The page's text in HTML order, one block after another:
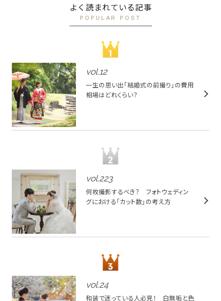
よく読まれている記事
POPULAR POST
vol.12
一生の思い出「結婚式の前撮り」の費用
相場はどれくらい？
vol.223
何枚撮影するべき？ フォトウェディン
グにおける「カット数」の考え方
vol.24
和装で迷っている人必見！ 白無垢と色